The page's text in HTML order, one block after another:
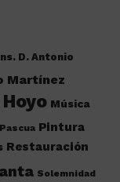
D. Antonio
Martínez
Música
Pascua Pintura
Restauración
Solemnidad